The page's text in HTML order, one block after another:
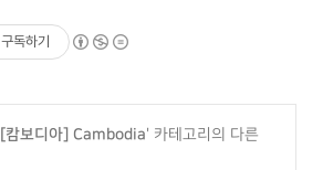
구독하기
[캄보디아] Cambodia' 카테고리의 다른